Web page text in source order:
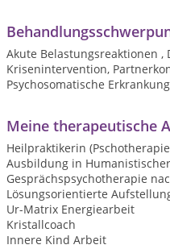
Akute Belastungsreaktionen ,
Krisenintervention,
Psychosomatische
Meine therapeutische
Heilpraktikerin
Ausbildung in
Gesprächspsychotherapie
Lösungsorientierte
Ur-Matrix Energiearbeit
Kristallcoach
Innere Kind Arbeit